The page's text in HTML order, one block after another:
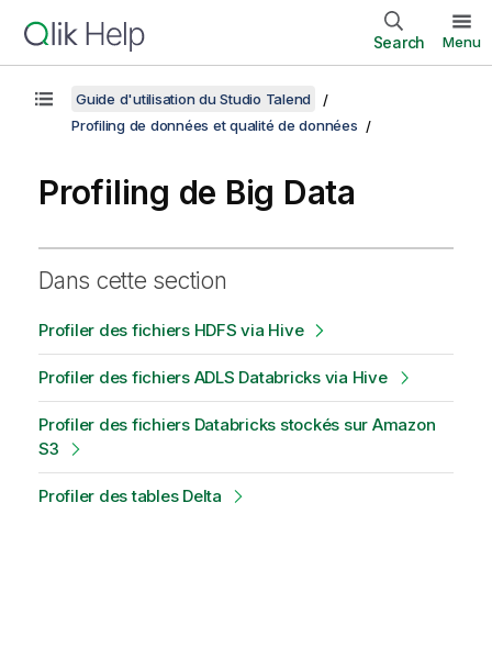
Search Menu
Guide d'utilisation du Studio Talend
Profiling de données et qualité de données
Profiling de Big Data
Dans cette section
Profiler des fichiers HDFS via Hive
Profiler des fichiers ADLS Databricks via Hive
Profiler des fichiers Databricks stockés sur Amazon
S3
Profiler des tables Delta